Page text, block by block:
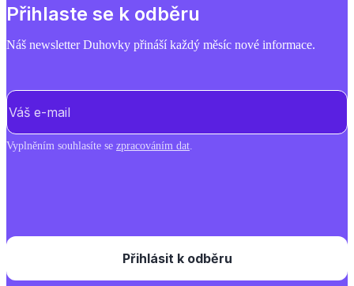
Přihlaste se k odběru
Náš newsletter Duhovky přináší každý měsíc nové informace.
E-mail
Vyplněním souhlasíte se zpracováním dat.